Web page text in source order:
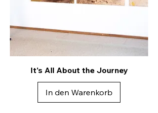
It's All About the Journey
In den Warenkorb